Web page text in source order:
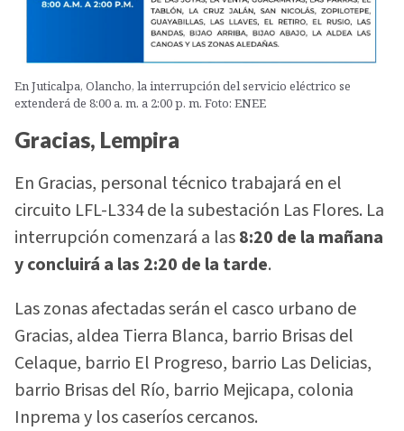
En Juticalpa, Olancho, la interrupción del servicio eléctrico se
extenderá de 8:00 a. m. a 2:00 p. m. Foto: ENEE
Gracias, Lempira
En Gracias, personal técnico trabajará en el
circuito LFL-L334 de la subestación Las Flores. La
interrupción comenzará a las8:20 de la mañana
y concluirá a las 2:20 de la tarde.
Las zonas afectadas serán el casco urbano de
Gracias, aldea Tierra Blanca, barrio Brisas del
Celaque, barrio El Progreso, barrio Las Delicias,
barrio Brisas del Río, barrio Mejicapa, colonia
Inprema y los caseríos cercanos.